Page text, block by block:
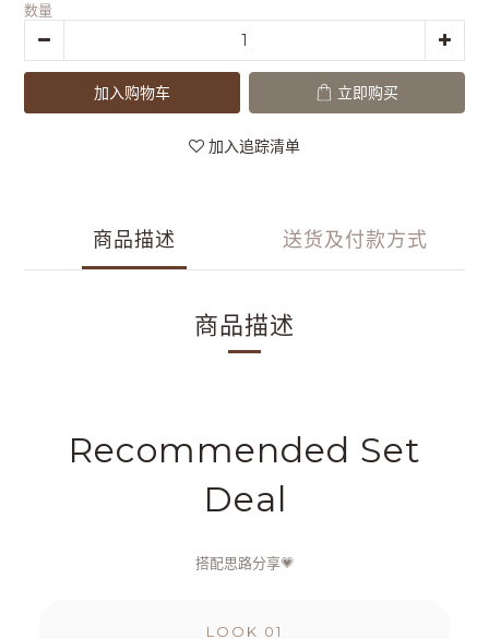
数量
加入购物车 立即购买
加入追踪清单
商品描述 送货及付款方式
商品描述
Recommended Set
Deal
搭配思路分享💗
LOOK 01